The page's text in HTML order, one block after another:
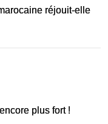
réjouit-elle
plus fort !